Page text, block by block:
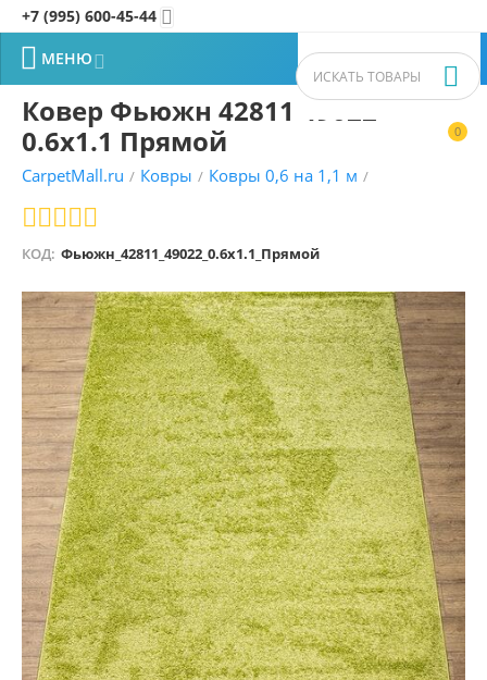
+7 (995) 600-45-44 
0


 МЕНЮ
Ковер Фьюжн 42811 49022
0.6x1.1 Прямой
CarpetMall.ru / Ковры / Ковры 0,6 на 1,1 м /
КОД: Фьюжн_42811_49022_0.6x1.1_Прямой